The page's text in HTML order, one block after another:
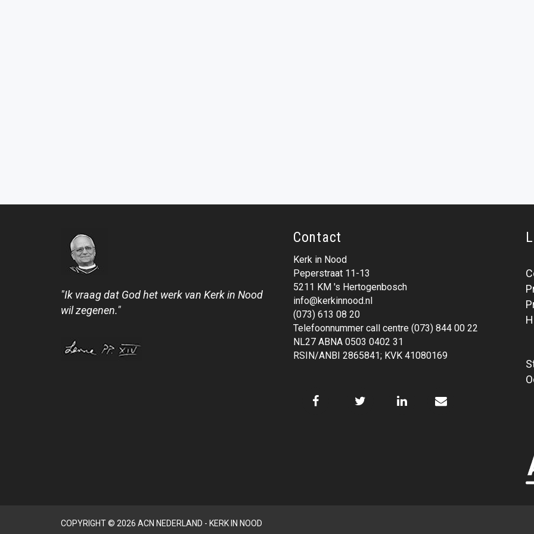
"Ik vraag dat God het werk van Kerk in Nood
wil zegenen."
Contact
Kerk in Nood
Peperstraat 11-13
5211 KM 's Hertogenbosch
info@kerkinnood.nl
(073) 613 08 20
Telefoonnummer call centre (073) 844 00 22
NL27 ABNA 0503 0402 31
RSIN/ANBI 2865841; KVK 41080169
COPYRIGHT © 2026 ACN NEDERLAND - KERK IN NOOD